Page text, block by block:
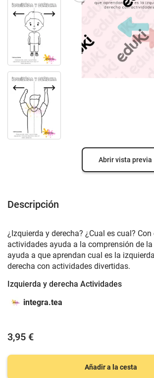
Abrir vista previa
Descripción
¿Izquierda y derecha? ¿Cual es cual? Con
actividades ayuda a la comprensión de
ayuda a que aprendan cual es la
derecha con actividades divertidas.
Izquierda y derecha Actividades
integra.tea
3,95 €
Añadir a la cesta